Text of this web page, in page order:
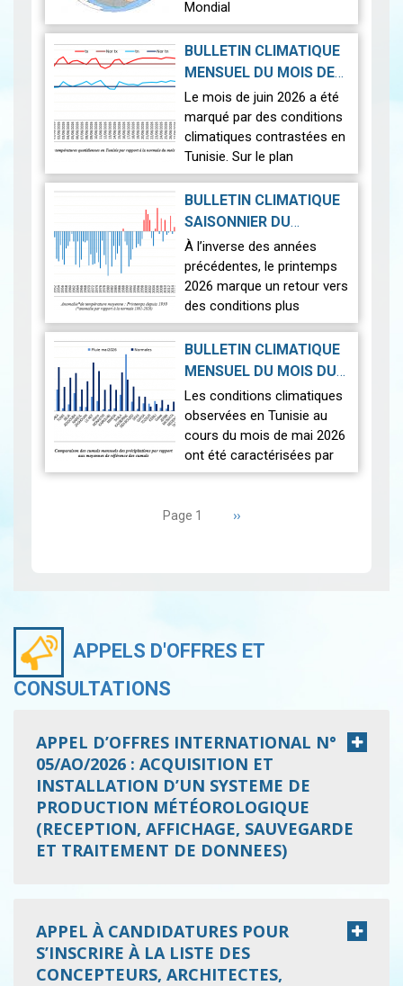
Mondial
Le 12 août 2026, la Terre
connaîtra l'un des
astronomiques les plus
spectaculaires : une…
BULLETIN CLIMATIQUE
MENSUEL DU MOIS DE
JUIN 2026 |2026-07-14
Le mois de juin 2026 a été
marqué par des conditions
climatiques contrastées en
Tunisie. Sur le plan
thermique, des
températures supérieures
aux normales ont été
observées sur l'en…
BULLETIN CLIMATIQUE
SAISONNIER DU
PRINTEMPS 2026|
2026-07-02
À l’inverse des années
précédentes, le printemps
2026 marque un retour vers
des conditions plus
proches de la normale,
avec un léger excédent
thermique de +0,3 °c
Nous r…
BULLETIN CLIMATIQUE
MENSUEL DU MOIS DU
MAI 2026|2026-06-17
Les conditions climatiques
observées en Tunisie au
cours du mois de mai 2026
ont été caractérisées par
des températures proches
répartition spatiale
Page 1 Page
››
APPELS D'OFFRES ET
CONSULTATIONS
APPEL D’OFFRES INTERNATIONAL N°
05/AO/2026 : ACQUISITION ET
INSTALLATION D’UN SYSTEME DE
PRODUCTION MÉTÉOROLOGIQUE
(RECEPTION, AFFICHAGE, SAUVEGARDE
ET TRAITEMENT DE DONNEES)
APPEL À CANDIDATURES POUR
S’INSCRIRE À LA LISTE DES
CONCEPTEURS, ARCHITECTES,